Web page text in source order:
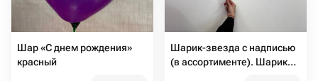
Шар «С днем рождения»
красный
Шарик-звезда с надписью
(в ассортименте). Шарик